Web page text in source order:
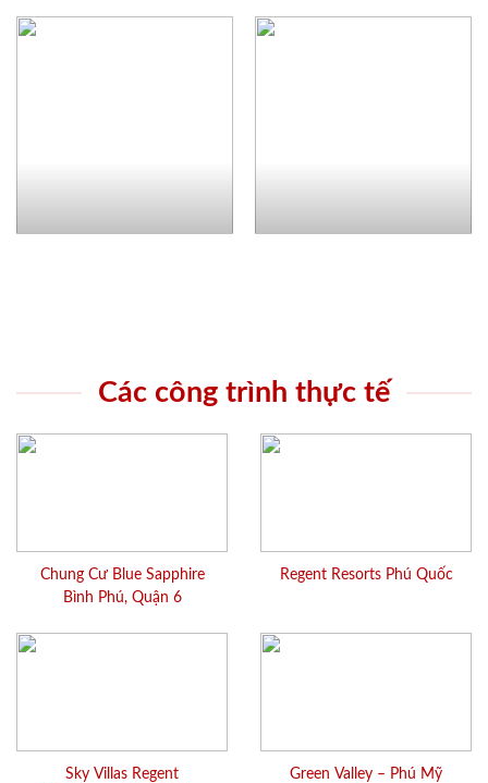
Các công trình thực tế
Chung Cư Blue Sapphire
Bình Phú, Quận 6
Regent Resorts Phú Quốc
Sky Villas Regent
Green Valley – Phú Mỹ